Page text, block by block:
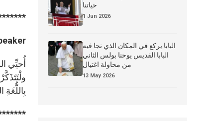
أُحيِّي
حياتنا
1 Jun 2026
البابا يركع في المكان الذي نجا فيه
البابا القديس يوحنا بولس الثاني
من محاولة اغتيال
13 May 2026